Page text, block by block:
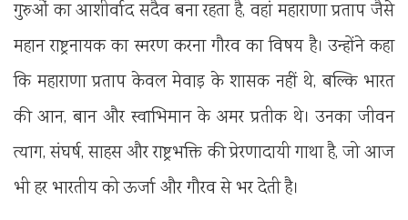
गुरुओं का आशीर्वाद सदैव बना रहता है, वहां महाराणा प्रताप जैसे
महान राष्ट्रनायक का स्मरण करना गौरव का विषय है। उन्होंने कहा
कि महाराणा प्रताप केवल मेवाड़ के शासक नहीं थे, बल्कि भारत
की आन, बान और स्वाभिमान के अमर प्रतीक थे। उनका जीवन
त्याग, संघर्ष, साहस और राष्ट्रभक्ति की प्रेरणादायी गाथा है, जो आज
भी हर भारतीय को ऊर्जा और गौरव से भर देती है।